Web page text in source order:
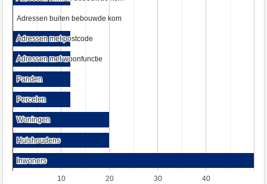
10 20 30 40
Adressen buiten bebouwde kom
Adressen buiten bebouwde kom
Adressen met postcode
Adressen met postcode
Adressen met woonfunctie
Adressen met woonfunctie
Panden
Panden
Percelen
Percelen
Woningen
Woningen
Huishoudens
Huishoudens
Inwoners
Inwoners